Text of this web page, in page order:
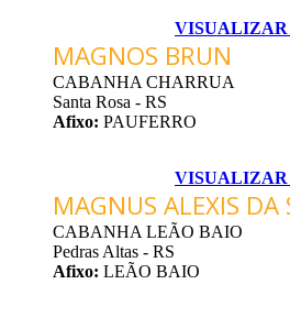
MAGNOS BRUN
CABANHA CHARRUA
Santa Rosa - RS
Afixo: PAUFERRO
MAGNUS ALEXIS
CABANHA LEÃO BAIO
Pedras Altas - RS
Afixo: LEÃO BAIO